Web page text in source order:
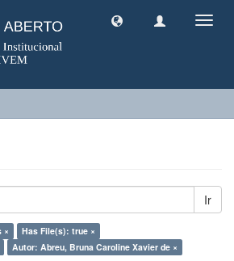
Ir
×
Has File(s): true ×
Autor: Abreu, Bruna Caroline Xavier de ×